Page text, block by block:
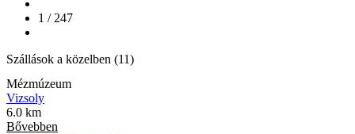
1 / 247
Szállások a közelben (11)
Mézmúzeum
Vizsoly
6.0 km
Bővebben